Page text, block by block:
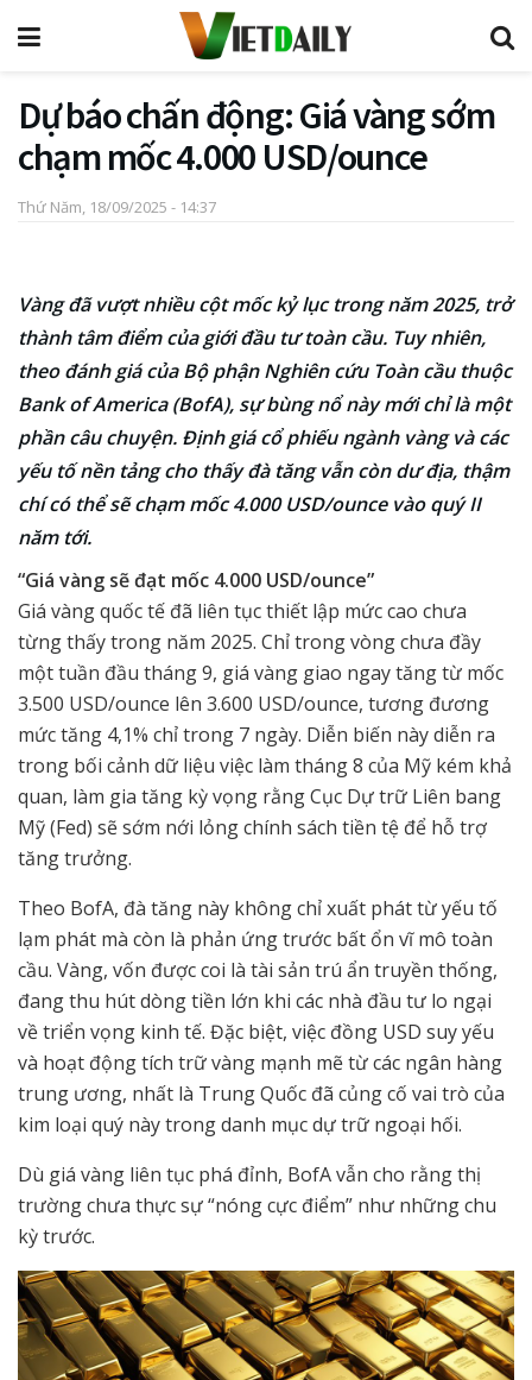
Dự báo chấn động: Giá vàng sớm
chạm mốc 4.000 USD/ounce
Thứ Năm, 18/09/2025 - 14:37
Vàng đã vượt nhiều cột mốc kỷ lục trong năm 2025, trở
thành tâm điểm của giới đầu tư toàn cầu. Tuy nhiên,
theo đánh giá của Bộ phận Nghiên cứu Toàn cầu thuộc
Bank of America (BofA), sự bùng nổ này mới chỉ là một
phần câu chuyện. Định giá cổ phiếu ngành vàng và các
yếu tố nền tảng cho thấy đà tăng vẫn còn dư địa, thậm
chí có thể sẽ chạm mốc 4.000 USD/ounce vào quý II
năm tới.
“Giá vàng sẽ đạt mốc 4.000 USD/ounce”
Giá vàng quốc tế đã liên tục thiết lập mức cao chưa
từng thấy trong năm 2025. Chỉ trong vòng chưa đầy
một tuần đầu tháng 9, giá vàng giao ngay tăng từ mốc
3.500 USD/ounce lên 3.600 USD/ounce, tương đương
mức tăng 4,1% chỉ trong 7 ngày. Diễn biến này diễn ra
trong bối cảnh dữ liệu việc làm tháng 8 của Mỹ kém khả
quan, làm gia tăng kỳ vọng rằng Cục Dự trữ Liên bang
Mỹ (Fed) sẽ sớm nới lỏng chính sách tiền tệ để hỗ trợ
tăng trưởng.
Theo BofA, đà tăng này không chỉ xuất phát từ yếu tố
lạm phát mà còn là phản ứng trước bất ổn vĩ mô toàn
cầu. Vàng, vốn được coi là tài sản trú ẩn truyền thống,
đang thu hút dòng tiền lớn khi các nhà đầu tư lo ngại
về triển vọng kinh tế. Đặc biệt, việc đồng USD suy yếu
và hoạt động tích trữ vàng mạnh mẽ từ các ngân hàng
trung ương, nhất là Trung Quốc đã củng cố vai trò của
kim loại quý này trong danh mục dự trữ ngoại hối.
Dù giá vàng liên tục phá đỉnh, BofA vẫn cho rằng thị
trường chưa thực sự “nóng cực điểm” như những chu
kỳ trước.